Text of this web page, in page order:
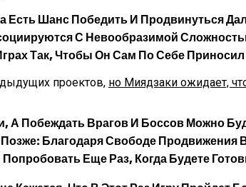
Шанс Победить И Продвинуться
С Невообразимой
Так, Чтобы Он Сам По Себе
проектов, но Миядзаки ожидает,
А Побеждать Врагов И Боссов Можно
Благодаря Свободе
Еще Раз, Когда Будете